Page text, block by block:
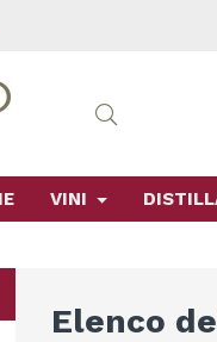
VINI
Elenco